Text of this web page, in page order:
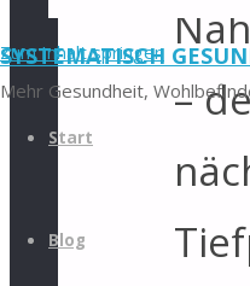
SYSTEMATISCH
Mehr Gesundheit,
Zum Inhalt springen
Start
Blog
–